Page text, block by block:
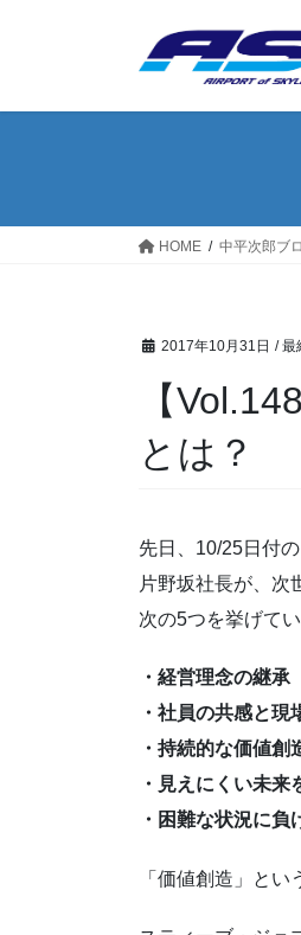
HOME 中平次郎ブ
2017年10月31日 / 最
【
とは？
先日、10/25日付
片野坂社長が、次
次の5つを挙げてい
・経営理念の継承
・社員の共感と現
・持続的な価値
・見えにくい未来
・困難な状況に
「価値創造」とい